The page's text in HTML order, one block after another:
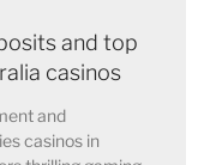
and top
casinos
and
casinos in